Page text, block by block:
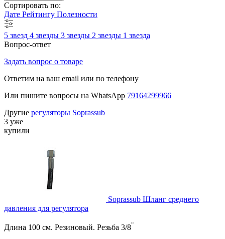
Сортировать по:
Дате Рейтингу Полезности
5 звезд 4 звезды 3 звезды 2 звезды 1 звезда
Вопрос-ответ
Задать вопрос о товаре
Ответим на ваш email или по телефону
Или пишите вопросы на WhatsApp 79164299966
Другие регуляторы Soprassub
3 уже
купили
Soprassub Шланг среднего
давления для регулятора
Длина 100 см. Резиновый. Резьба 3/8"